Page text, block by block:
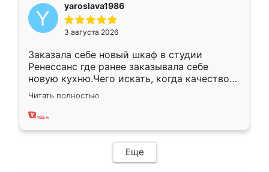
yaroslava1986
3 августа 2026
Заказала себе новый шкаф в студии
Ренессанс где ранее заказывала себе
новую кухню.Чего искать, когда качеством
вполне довольна. Служит кухня уже почти
два года, нареканий нет.
Читать полностью
Еще